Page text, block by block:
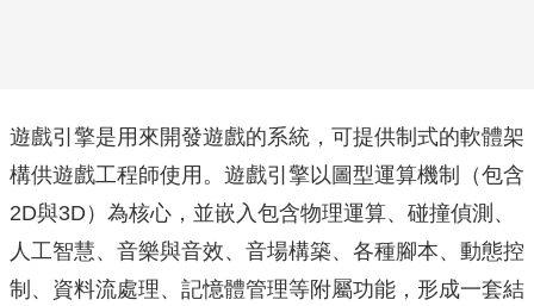
遊戲引擎是用來開發遊戲的系統，可提供制式的軟體架
構供遊戲工程師使用。遊戲引擎以圖型運算機制（包含
2D與3D）為核心，並嵌入包含物理運算、碰撞偵測、
人工智慧、音樂與音效、音場構築、各種腳本、動態控
制、資料流處理、記憶體管理等附屬功能，形成一套結